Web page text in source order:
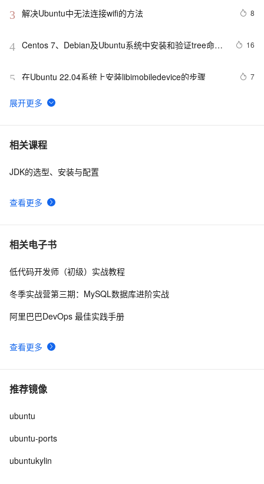
3 解决Ubuntu中无法连接wifi的方法 8
4 Centos 7、Debian及Ubuntu系统中安装和验证tree命令
16
5 在Ubuntu 22.04系统上安装libimobiledevice的步骤 7
6 在Ubuntu中设置QT Creator的交叉编译环境。
7 Ubuntu 20.04.3 LTS - 安装 Visual Studio Code
8 Ubuntu学习 文件权限
9 在Ubuntu平台搭建RTMP直播服务器使用SRS简要指南
10
相关课程
查看更多
JDK的选型、安装与配置
相关电子书
查看更多
低代码开发师（初级）实战教程
冬季实战营第三期：MySQL数据库进阶实战
阿里巴巴DevOps 最佳实践手册
推荐镜像
ubuntu
ubuntu-ports
ubuntukylin